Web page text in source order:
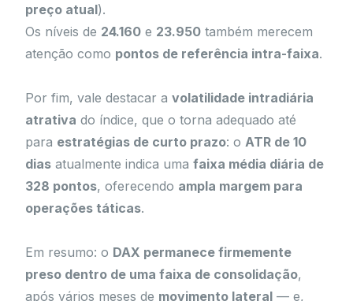
preço atual).
Os níveis de 24.160 e 23.950 também merecem
atenção como pontos de referência intra-faixa.
Por fim, vale destacar avolatilidade intradiária
atrativa do índice, que o torna adequado até
para estratégias de curto prazo: o ATR de 10
dias atualmente indica umafaixa média diária de
328 pontos, oferecendo ampla margem para
operações táticas.
Em resumo: o DAX permanece firmemente
preso dentro de uma faixa de consolidação,
após vários meses de movimento lateral — e,